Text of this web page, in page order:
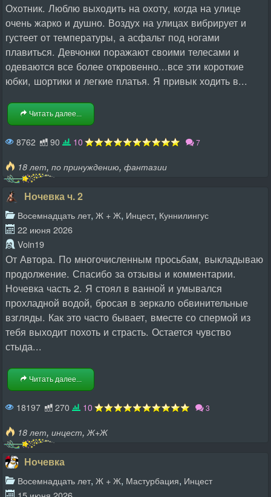
Охотник. Люблю выходить на охоту, когда на улице
очень жарко и душно. Воздух на улицах вибрирует и
густеет от температуры, а асфальт под ногами
плавиться. Девчонки поражают своими телесами и
одеваются все более откровенно...все эти короткие
юбки, шортики и легкие платья. Я привык ходить в...
Читать далее...
8762 90 10 7
18 лет, по принуждению, фантазии
Ночевка ч. 2
Восемнадцать лет, Ж + Ж, Инцест, Куннилингус
22 июня 2026
Voin19
От Автора. По многочисленным просьбам, выкладываю
продолжение. Спасибо за отзывы и комментарии.
Ночевка часть 2. Я стоял в ванной и умывался
прохладной водой, бросая в зеркало обвинительные
взгляды. Как это часто бывает, вместе со спермой из
тебя выходит похоть и страсть. Остается чувство
стыда...
Читать далее...
18197 270 10 3
18 лет, инцест,Ж+Ж
Ночевка
Восемнадцать лет, Ж + Ж, Мастурбация, Инцест